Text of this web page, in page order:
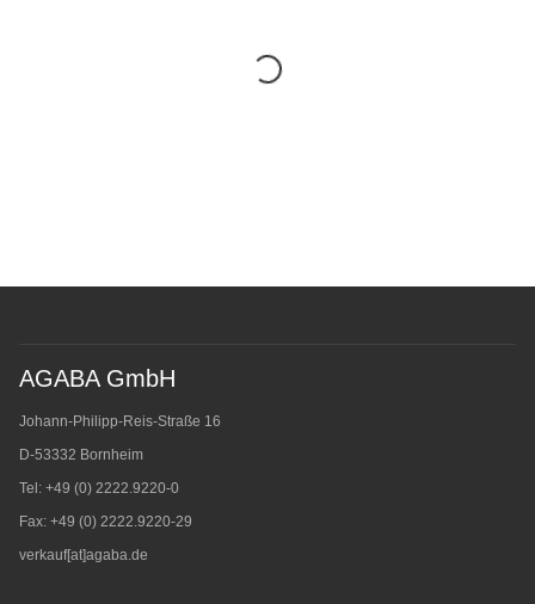
AGABA GmbH
Johann-Philipp-Reis-Straße 16
D-53332 Bornheim
Tel: +49 (0) 2222.9220-0
Fax: +49 (0) 2222.9220-29
verkauf[at]agaba.de